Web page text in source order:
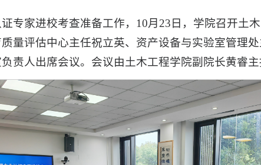
专家进校考查准备工作，10月23日，学院召开土
量评估中心主任祝立英、资产设备与实验室管理
责人出席会议。会议由土木工程学院副院长黄睿